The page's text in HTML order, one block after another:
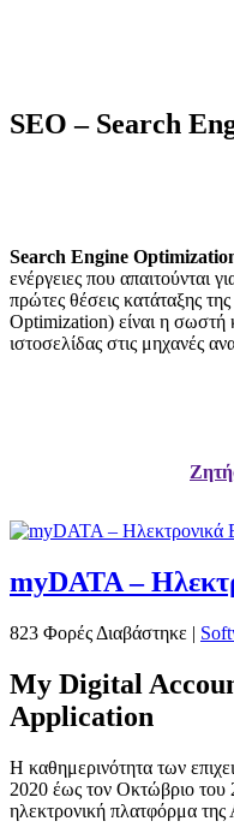
SEO – Search
Search Engine
ενέργειες που απαιτούνται
πρώτες θέσεις κατάταξης
Optimization) είναι η σωστή
ιστοσελίδας στις μηχανές
myDATA –
823 Φορές Διαβάστηκε |
My Digital
Application
Η καθημερινότητα των
2020 έως τον Οκτώβριο του
ηλεκτρονική πλατφόρμα